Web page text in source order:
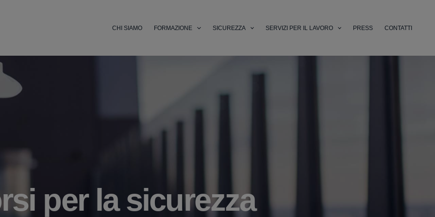
CHI SIAMO FORMAZIONE SICUREZZA SERVIZI PER IL LAVORO PRESS CONTATTI
per la sicurezza
Professionali